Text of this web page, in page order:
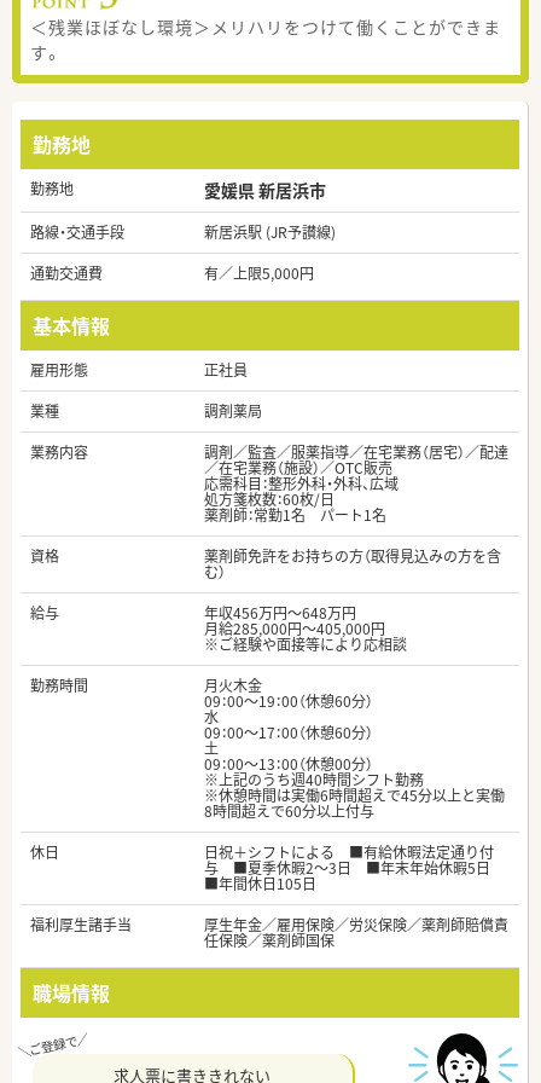
＜残業ほぼなし環境＞メリハリをつけて働くことができま
す。
勤務地
勤務地 愛媛県 新居浜市
路線・交通手段
新居浜駅 (JR予讃線)
通勤交通費
有／上限5,000円
基本情報
雇用形態
正社員
業種
調剤薬局
業務内容
調剤／監査／服薬指導／在宅業務（居宅）／配達
／在宅業務（施設）／OTC販売
応需科目：整形外科・外科、広域
処方箋枚数：60枚/日
薬剤師：常勤1名 パート1名
資格
薬剤師免許をお持ちの方（取得見込みの方を含
む）
給与
年収456万円～648万円
月給285,000円～405,000円
※ご経験や面接等により応相談
勤務時間
月火木金
09：00～19：00（休憩60分）
水
09：00～17：00（休憩60分）
土
09：00～13：00（休憩00分）
※上記のうち週40時間シフト勤務
※休憩時間は実働6時間超えで45分以上と実働
8時間超えで60分以上付与
休日
日祝＋シフトによる ■有給休暇法定通り付
与 ■夏季休暇2～3日 ■年末年始休暇5日
■年間休日105日
福利厚生諸手当
厚生年金／雇用保険／労災保険／薬剤師賠償責
任保険／薬剤師国保
職場情報
求人票に書ききれない